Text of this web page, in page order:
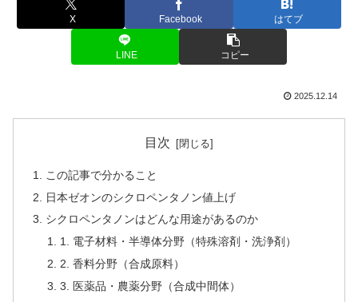
X Facebook はてブ
LINE コピー
2025.12.14
目次
この記事で分かること
日本ゼオンのシクロペンタノン値上げ
シクロペンタノンはどんな用途があるのか
1. 電子材料・半導体分野（特殊溶剤・洗浄剤）
2. 香料分野（合成原料）
3. 医薬品・農薬分野（合成中間体）